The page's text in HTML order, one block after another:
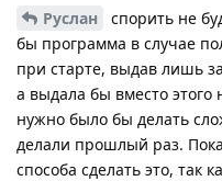
Руслан
спорить не
бы программа в случае
при старте, выдав лишь
а выдала бы вместо
нужно было бы делать
делали прошлый раз.
способа сделать это, так